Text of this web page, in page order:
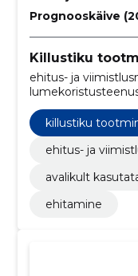
Prognooskäive
Killustiku
ehitus- ja
killustiku
ehitus- ja
avalikult
ehitamine